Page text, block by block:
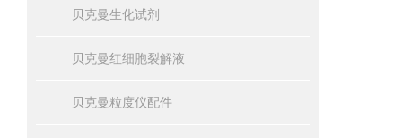
贝克曼生化试剂
贝克曼红细胞裂解液
贝克曼粒度仪配件